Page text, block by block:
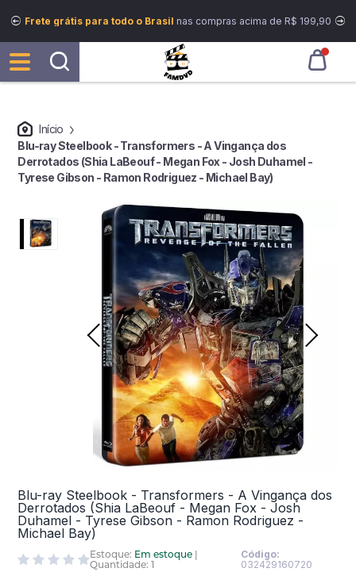
Frete grátis para todo o Brasil nas compras acima de R$ 199,90
Início
Blu-ray Steelbook - Transformers - A Vingança dos
Derrotados (Shia LaBeouf - Megan Fox - Josh Duhamel -
Tyrese Gibson - Ramon Rodriguez - Michael Bay)
Blu-ray Steelbook - Transformers - A Vingança dos
Derrotados (Shia LaBeouf - Megan Fox - Josh
Duhamel - Tyrese Gibson - Ramon Rodriguez -
Michael Bay)
Estoque: Em estoque |
Quantidade: 1
Código:
032429160720